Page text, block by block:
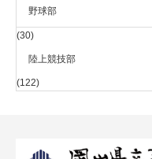
野球部
(30)
陸上競技部
(122)